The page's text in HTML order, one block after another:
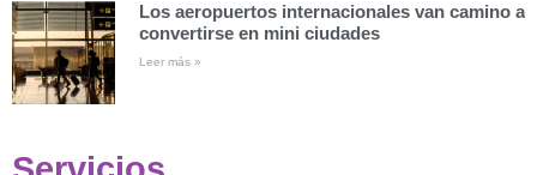
Los aeropuertos internacionales van camino a
convertirse en mini ciudades
Leer más »